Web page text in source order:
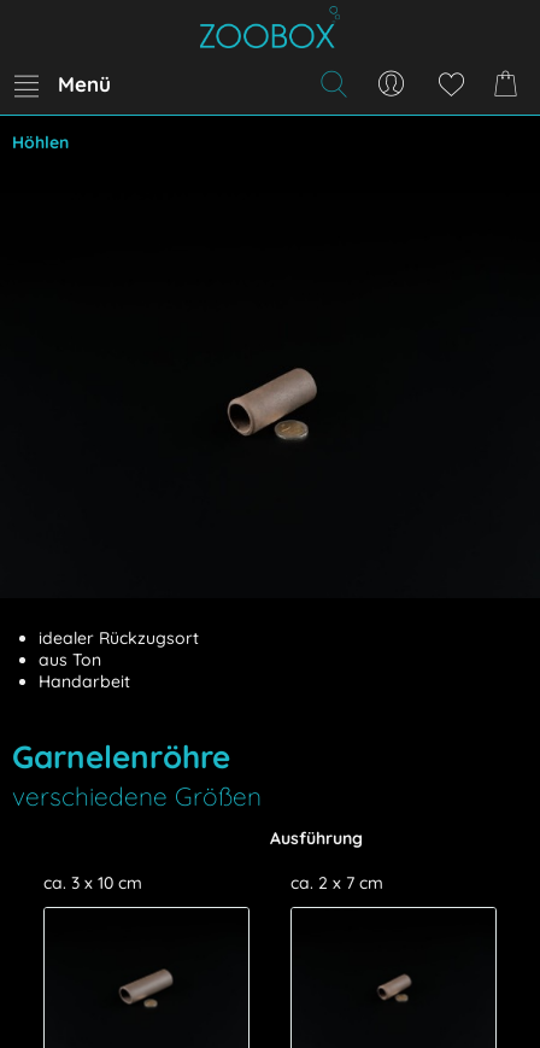
Menü
Höhlen
idealer Rückzugsort
aus Ton
Handarbeit
Garnelenröhre
verschiedene Größen
Ausführung
ca. 3 x 10 cm ca. 2 x 7 cm